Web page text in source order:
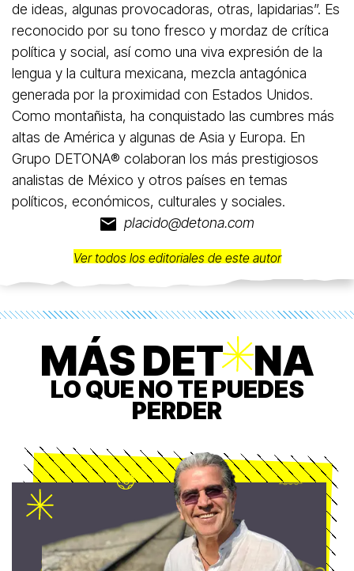
de ideas, algunas provocadoras, otras, lapidarias”. Es
reconocido por su tono fresco y mordaz de crítica
política y social, así como una viva expresión de la
lengua y la cultura mexicana, mezcla antagónica
generada por la proximidad con Estados Unidos.
Como montañista, ha conquistado las cumbres más
altas de América y algunas de Asia y Europa. En
Grupo DETONA®️ colaboran los más prestigiosos
analistas de México y otros países en temas
políticos, económicos, culturales y sociales.
placido@detona.com
Ver todos los editoriales de este autor
MÁS DETONA
LO QUE NO TE PUEDES
PERDER